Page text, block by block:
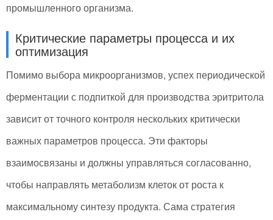
промышленного организма.
Критические параметры процесса и их
оптимизация
Помимо выбора микроорганизмов, успех периодической
ферментации с подпиткой для производства эритритола
зависит от точного контроля нескольких критически
важных параметров процесса. Эти факторы
взаимосвязаны и должны управляться согласованно,
чтобы направлять метаболизм клеток от роста к
максимальному синтезу продукта. Сама стратегия